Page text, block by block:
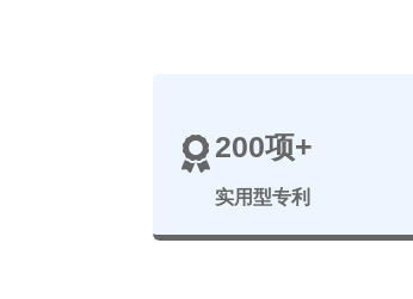
200项+
实用型专利